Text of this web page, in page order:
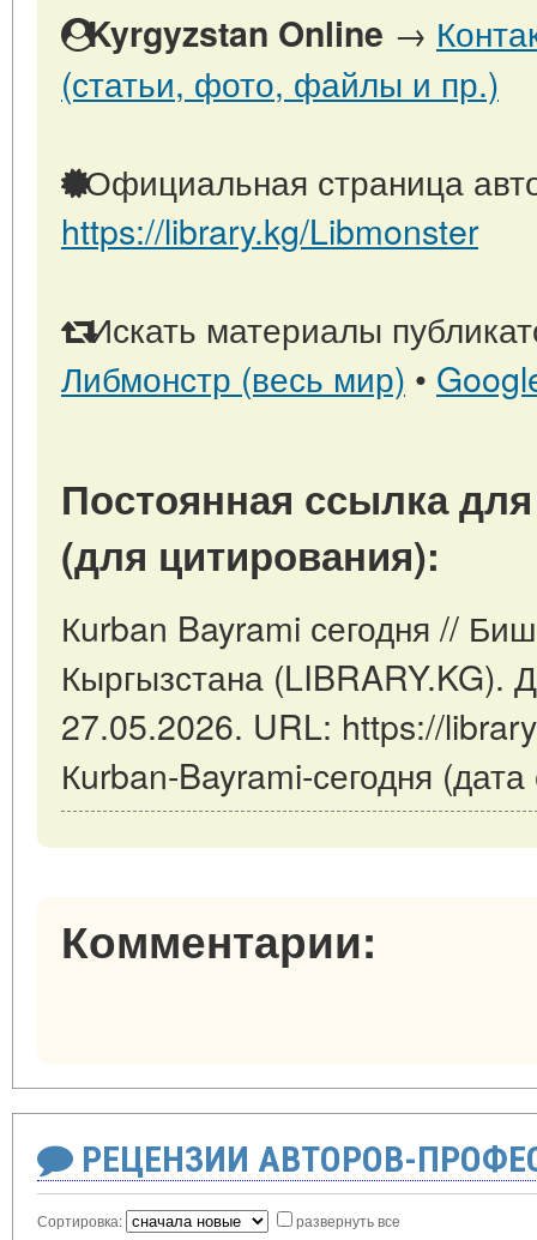
Kyrgyzstan Online →
(статьи, фото, файлы и пр.)
Официальная страница
https://library.kg/Libmonster
Искать материалы
Либмонстр (весь мир) •
Постоянная ссылка
(для цитирования):
Кurban Bayrami сегодня //
Кыргызстана (LIBRARY.KG).
27.05.2026. URL: https://
Кurban-Bayrami-сегодня
Комментарии:
РЕЦЕНЗИИ АВТОРОВ-
Сортировка: развернуть все